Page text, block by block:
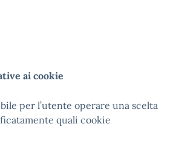
ai cookie
per l’utente operare una scelta
quali cookie